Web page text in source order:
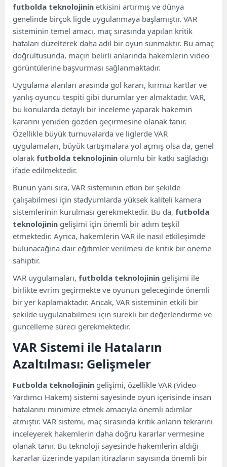
futbolda teknolojinin etkisini artırmış ve dünya
genelinde birçok ligde uygulanmaya başlamıştır. VAR
sisteminin temel amacı, maç sırasında yapılan kritik
hataları düzelterek daha adil bir oyun sunmaktır. Bu amaç
doğrultusunda, maçın belirli anlarında hakemlerin video
görüntülerine başvurması sağlanmaktadır.
Uygulama alanları arasında gol kararı, kırmızı kartlar ve
yanlış oyuncu tespiti gibi durumlar yer almaktadır. VAR,
bu konularda detaylı bir inceleme yaparak hakemin
kararını yeniden gözden geçirmesine olanak tanır.
Özellikle büyük turnuvalarda ve liglerde VAR
uygulamaları, büyük tartışmalara yol açmış olsa da, genel
olarak futbolda teknolojinin olumlu bir katkı sağladığı
ifade edilmektedir.
Bunun yanı sıra, VAR sisteminin etkin bir şekilde
çalışabilmesi için stadyumlarda yüksek kaliteli kamera
sistemlerinin kurulması gerekmektedir. Bu da, futbolda
teknolojinin gelişimi için önemli bir adım teşkil
etmektedir. Ayrıca, hakemlerin VAR ile nasıl etkileşimde
bulunacağına dair eğitimler verilmesi de kritik bir öneme
sahiptir.
VAR uygulamaları, futbolda teknolojinin gelişimi ile
birlikte evrim geçirmekte ve oyunun geleceğinde önemli
bir yer kaplamaktadır. Ancak, VAR sisteminin etkili bir
şekilde uygulanabilmesi için sürekli bir değerlendirme ve
güncelleme süreci gerekmektedir.
VAR Sistemi ile Hataların
Azaltılması: Gelişmeler
Futbolda teknolojinin gelişimi, özellikle VAR (Video
Yardımcı Hakem) sistemi sayesinde oyun içerisinde insan
hatalarını minimize etmek amacıyla önemli adımlar
atmıştır. VAR sistemi, maç sırasında kritik anların tekrarını
inceleyerek hakemlerin daha doğru kararlar vermesine
olanak tanır. Bu teknoloji sayesinde hakemlerin aldığı
kararlar üzerinde yapılan itirazların sayısında önemli bir